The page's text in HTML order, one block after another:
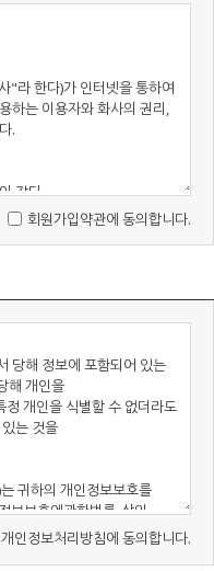
회원가입약관에 동의합니다.
개인정보처리방침에 동의합니다.